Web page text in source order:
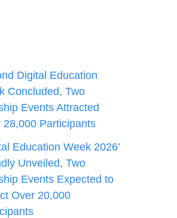
Digital Education
Concluded, Two
Events Attracted
28,000 Participants
Education Week 2026’
Unveiled, Two
Events Expected to
Over 20,000